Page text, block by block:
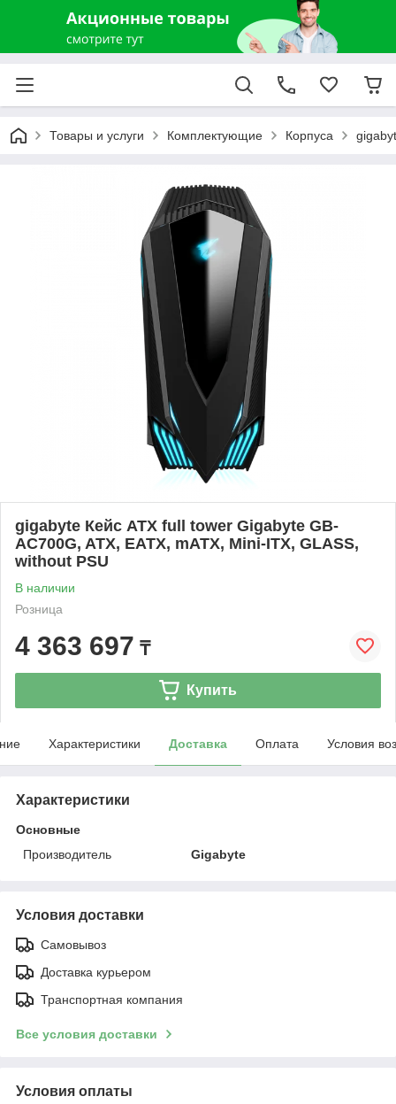
Товары и услуги Комплектующие Корпуса
gigabyte Кейс ATX full tower Gigabyte GB-
AC700G, ATX, EATX, mATX, Mini-ITX, GLASS,
without PSU
В наличии
Розница
4 363 697 ₸
Купить
Характеристики Доставка Оплата Условия
Характеристики
Основные
Производитель
Gigabyte
Условия доставки
Самовывоз
Доставка курьером
Транспортная компания
Все условия доставки
Условия оплаты